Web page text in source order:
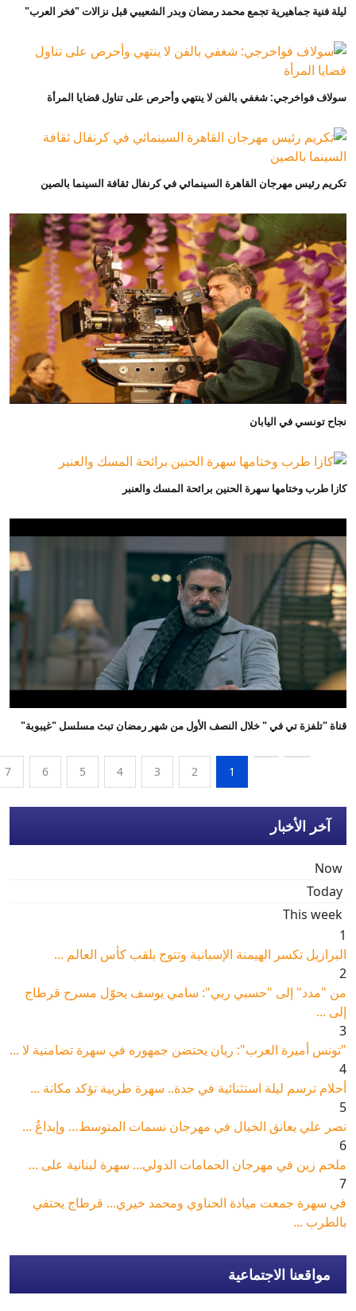
ليلة فنية جماهيرية تجمع محمد رمضان وبدر الشعيبي قبل نزالات "فخر العرب"
سولاف فواخرجي: شغفي بالفن لا ينتهي وأحرص على تناول قضايا المرأة
تكريم رئيس مهرجان القاهرة السينمائي في كرنفال ثقافة السينما بالصين
نجاح تونسي في اليابان
كازا طرب وختامها سهرة الحنين برائحة المسك والعنبر
قناة "تلفزة تي في " خلال النصف الأول من شهر رمضان تبث مسلسل "غيبوبة"
1
2
3
4
5
6
7
آخر الأخبار
Now
Today
This week
1
البرازيل تكسر الهيمنة الإسبانية وتتوج بلقب كأس العالم ...
2
من "مدد" إلى "حسبي ربي": سامي يوسف يحوّل مسرح قرطاج
إلى ...
3
"تونس أميرة العرب": ريان يحتضن جمهوره في سهرة تضامنية لا ...
4
أحلام ترسم ليلة استثنائية في جدة.. سهرة طربية تؤكد مكانة ...
5
نصر علي يعانق الخيال في مهرجان نسمات المتوسط… وإبداعٌ ...
6
ملحم زين في مهرجان الحمامات الدولي... سهرة لبنانية على ...
7
في سهرة جمعت ميادة الحناوي ومحمد خيري... قرطاج يحتفي
بالطرب ...
مواقعنا الاجتماعية